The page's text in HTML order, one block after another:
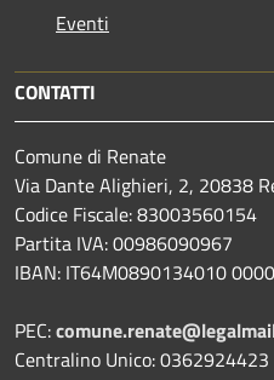
Eventi
CONTATTI
Comune di Renate
Via Dante Alighieri, 2, 20838
Codice Fiscale: 83003560154
Partita IVA: 00986090967
IBAN: IT64M0890134010
PEC:
Centralino Unico: 0362924423